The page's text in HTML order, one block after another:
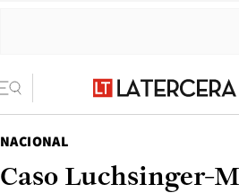
NACIONAL
Caso Luchsinger-